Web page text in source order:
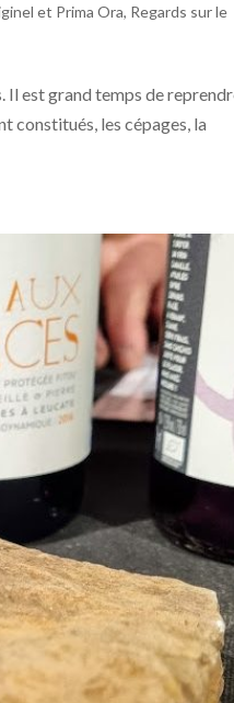
et Prima Ora, Regards sur le
Il est grand temps de
constitués, les cépages, la